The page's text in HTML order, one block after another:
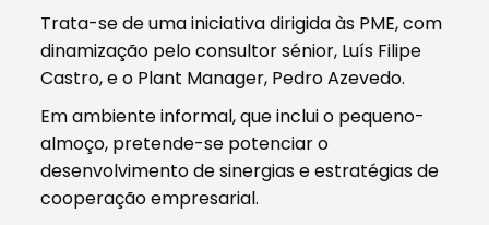
Trata-se de uma iniciativa dirigida às PME, com
dinamização pelo consultor sénior, Luís Filipe
Castro, e o Plant Manager, Pedro Azevedo.
Em ambiente informal, que inclui o pequeno-
almoço, pretende-se potenciar o
desenvolvimento de sinergias e estratégias de
cooperação empresarial.